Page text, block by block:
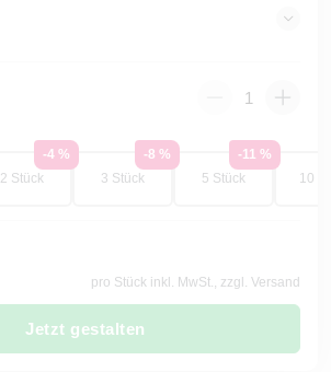
-4 %
2 Stück
-8 %
3 Stück
-11 %
5 Stück
10
pro Stück inkl. MwSt., zzgl. Versand
Jetzt gestalten